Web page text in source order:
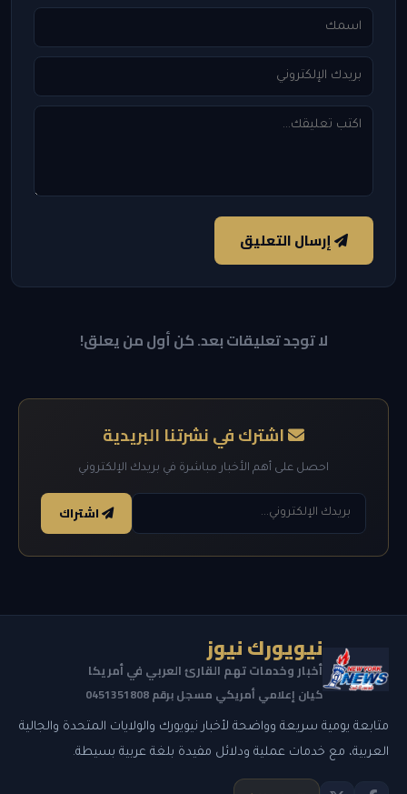
إرسال التعليق
لا توجد تعليقات بعد. كن أول من يعلق!
اشترك في نشرتنا البريدية
احصل على أهم الأخبار مباشرة في بريدك الإلكتروني
اشتراك
نيويورك نيوز
أخبار وخدمات تهم القارئ العربي في أمريكا
كيان إعلامي أمريكي مسجل برقم 0451351808
متابعة يومية سريعة وواضحة لأخبار نيويورك والولايات المتحدة والجالية
العربية، مع خدمات عملية ودلائل مفيدة بلغة عربية بسيطة.